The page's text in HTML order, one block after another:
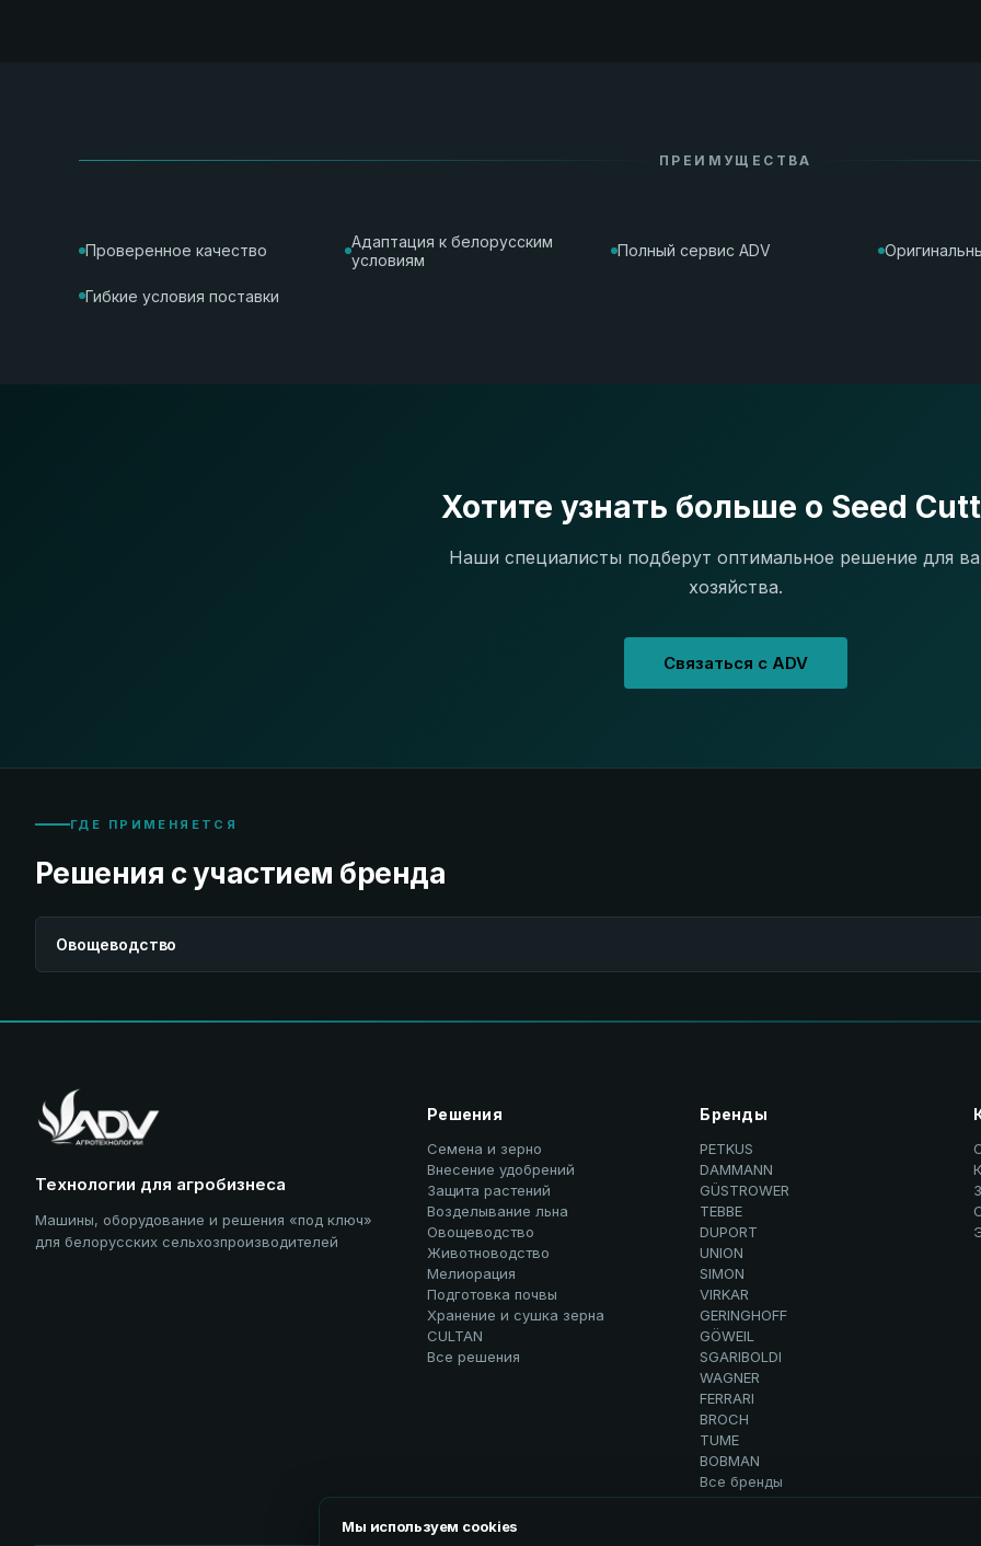
ПРЕИМУЩЕСТВА
Проверенное качество
Адаптация к белорусским
условиям
Полный сервис ADV
Гибкие условия поставки
Хотите узнать больше о Seed
Наши специалисты подберут оптимальное решение для
хозяйства.
Связаться с ADV
ГДЕ ПРИМЕНЯЕТСЯ
Решения с участием бренда
Овощеводство
Технологии для агробизнеса
Машины, оборудование и решения «под ключ»
для белорусских сельхозпроизводителей
Решения
Семена и зерно
Внесение удобрений
Защита растений
Возделывание льна
Овощеводство
Животноводство
Мелиорация
Подготовка почвы
Хранение и сушка зерна
CULTAN
Все решения
Бренды
PETKUS
DAMMANN
GÜSTROWER
TEBBE
DUPORT
UNION
SIMON
VIRKAR
GERINGHOFF
GÖWEIL
SGARIBOLDI
WAGNER
FERRARI
BROCH
TUME
BOBMAN
Все бренды
Мы используем cookies